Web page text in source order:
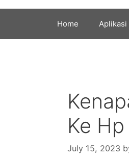
Home Aplikasi
Ke
July 15, 2023